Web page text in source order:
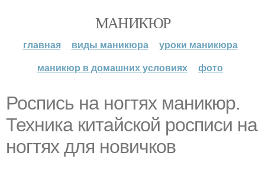
МАНИКЮР
главная виды маникюра
уроки маникюра
маникюр в домашних условиях
фото
Роспись на ногтях маникюр.
Техника китайской росписи на
ногтях для новичков